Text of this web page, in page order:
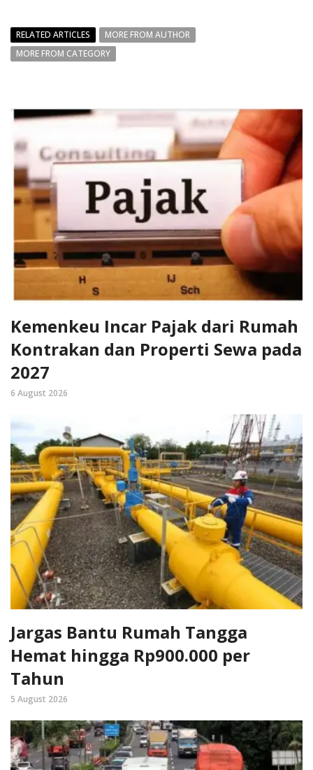
RELATED ARTICLES
MORE FROM AUTHOR
MORE FROM CATEGORY
Kemenkeu Incar Pajak dari Rumah
Kontrakan dan Properti Sewa pada
2027
6 August 2026
Jargas Bantu Rumah Tangga
Hemat hingga Rp900.000 per
Tahun
5 August 2026